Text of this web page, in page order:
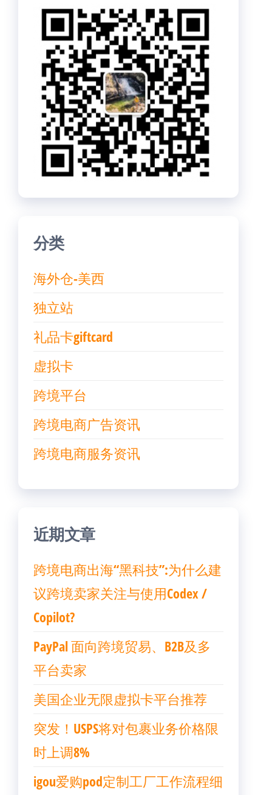
分类
海外仓-美西
独立站
礼品卡giftcard
虚拟卡
跨境平台
跨境电商广告资讯
跨境电商服务资讯
近期文章
跨境电商出海“黑科技”:为什么建
议跨境卖家关注与使用Codex /
Copilot?
PayPal 面向跨境贸易、B2B及多
平台卖家
美国企业无限虚拟卡平台推荐
突发！USPS将对包裹业务价格限
时上调8%
igou爱购pod定制工厂工作流程细